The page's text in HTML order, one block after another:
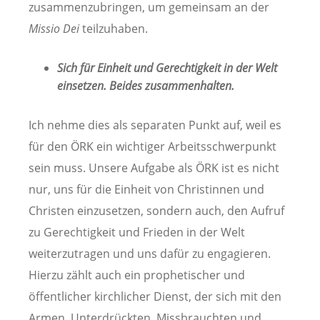
zusammenzubringen, um gemeinsam an der
Missio Deiteilzuhaben.
Sich für Einheit und Gerechtigkeit in der Welt
einsetzen. Beides zusammenhalten.
Ich nehme dies als separaten Punkt auf, weil es
für den ÖRK ein wichtiger Arbeitsschwerpunkt
sein muss. Unsere Aufgabe als ÖRK ist es nicht
nur, uns für die Einheit von Christinnen und
Christen einzusetzen, sondern auch, den Aufruf
zu Gerechtigkeit und Frieden in der Welt
weiterzutragen und uns dafür zu engagieren.
Hierzu zählt auch ein prophetischer und
öffentlicher kirchlicher Dienst, der sich mit den